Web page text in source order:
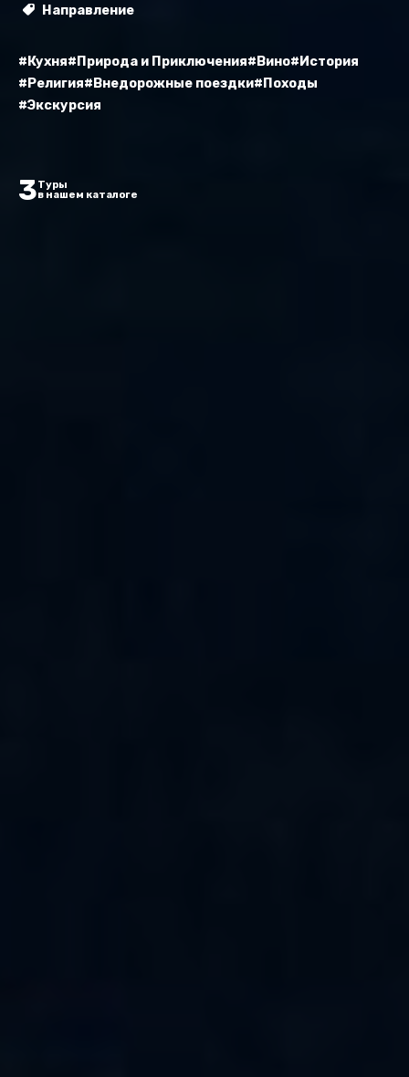
Направление
#Кухня#Природа и Приключения#Вино#История
#Религия#Внедорожные поездки#Походы
#Экскурсия
3Туры
в нашем каталоге